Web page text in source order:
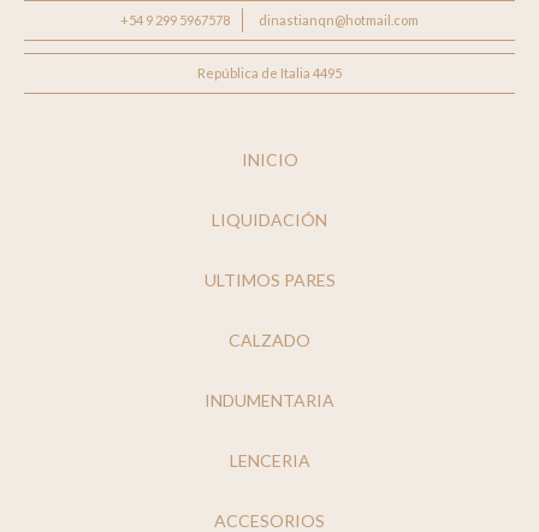
+54 9 299 5967578 dinastianqn@hotmail.com
República de Italia 4495
INICIO
LIQUIDACIÓN
ULTIMOS PARES
CALZADO
INDUMENTARIA
LENCERIA
ACCESORIOS